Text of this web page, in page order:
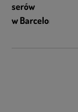
serów
w Barcelonie